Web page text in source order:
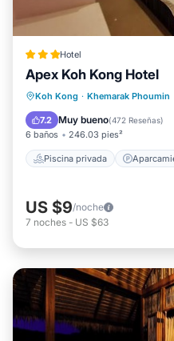
Hotel
Apex Koh Kong Hotel
Koh Kong · Khemarak Phoumin
7.2 Muy bueno(472 Reseñas)
6 baños 246.03 pies²
Piscina privada
Piscina privada
Piscina
US $9/noche
7 noches - US $63